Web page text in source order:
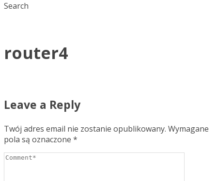
Search
router4
Leave a Reply
Twój adres email nie zostanie opublikowany. Wymagane
pola są oznaczone *